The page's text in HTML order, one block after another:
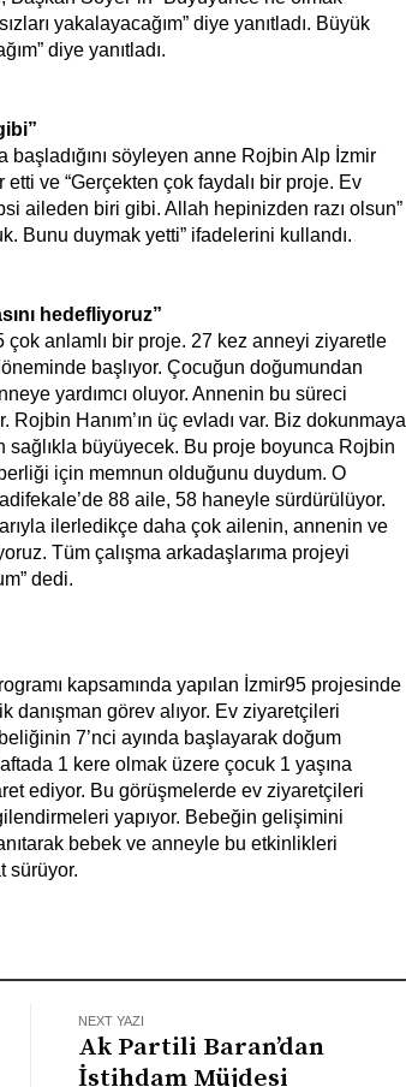
yakalayacağım” diye yanıtladı. Büyük
diye yanıtladı.
söyleyen anne Rojbin Alp İzmir
ve “Gerçekten çok faydalı bir proje. Ev
aileden biri gibi. Allah hepinizden razı olsun”
Bunu duymak yetti” ifadelerini kullandı.
hedefliyoruz”
çok anlamlı bir proje. 27 kez anneyi ziyaretle
başlıyor. Çocuğun doğumundan
yardımcı oluyor. Annenin bu süreci
Hanım’ın üç evladı var. Biz dokunmaya
sağlıkla büyüyecek. Bu proje boyunca Rojbin
için memnun olduğunu duydum. O
88 aile, 58 haneyle sürdürülüyor.
ilerledikçe daha çok ailenin, annenin ve
Tüm çalışma arkadaşlarıma projeyi
dedi.
kapsamında yapılan İzmir95 projesinde
danışman görev alıyor. Ev ziyaretçileri
7’nci ayında başlayarak doğum
1 kere olmak üzere çocuk 1 yaşına
ediyor. Bu görüşmelerde ev ziyaretçileri
yapıyor. Bebeğin gelişimini
bebek ve anneyle bu etkinlikleri
sürüyor.
NEXT YAZI
Ak Partili Baran’dan
İstihdam Müjdesi